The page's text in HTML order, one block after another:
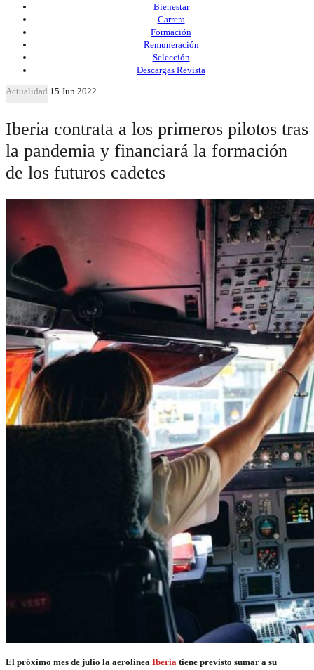
Bienestar
Carrera
Formación
Remuneración
Selección
Descargas Revista
Actualidad 15 Jun 2022
Iberia contrata a los primeros pilotos tras
la pandemia y financiará la formación
de los futuros cadetes
El próximo mes de julio la aerolínea Iberia tiene previsto sumar a su